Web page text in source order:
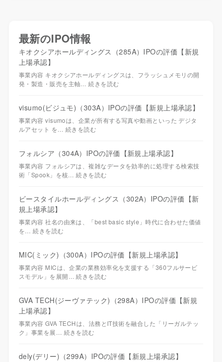
最新のIPO情報
キオクシアホールディングス（285A）IPOの評価【新規
上場承認】
事業内容 キオクシアホールディングスは、フラッシュメモリの開
発・製造・販売を主軸…続きを読む
visumo(ビジュモ)（303A）IPOの評価【新規上場承認】
事業内容 visumoは、企業が所有する写真や動画といった デジタ
ルアセット を… 続きを読む
フォルシア（304A）IPOの評価【新規上場承認】
事業内容 フォルシアは、複雑なデータを効率的に処理する検索技
術「Spook」を核…続きを読む
ビースタイルホールディングス（302A）IPOの評価【新
規上場承認】
事業内容 社名の由来は、「best basic style」時代に合わせた価値
を…続きを読む
MIC(ミック)（300A）IPOの評価【新規上場承認】
事業内容 MICは、企業の業務効率化を支援する「360フルサービ
スモデル」を展開…続きを読む
GVA TECH(ジーヴァテック)（298A）IPOの評価【新規
上場承認】
事業内容 GVA TECHは、法務とIT技術を融合した「リーガルテッ
ク」事業を展… 続きを読む
dely(デリー)（299A）IPOの評価【新規上場承認】